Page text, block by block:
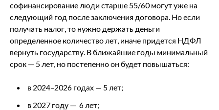
софинансирование люди старше 55/60 могут уже на
следующий год после заключения договора. Но если
получать налог, то нужно держать деньги
определенное количество лет, иначе придется НДФЛ
вернуть государству. В ближайшие годы минимальный
срок — 5 лет, но постепенно он будет повышаться:
в 2024–2026 годах — 5 лет;
в 2027 году — 6 лет;